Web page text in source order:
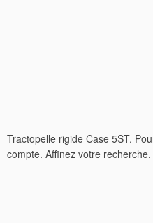
Tractopelle rigide Case 5ST.
compte. Affinez votre recherche.